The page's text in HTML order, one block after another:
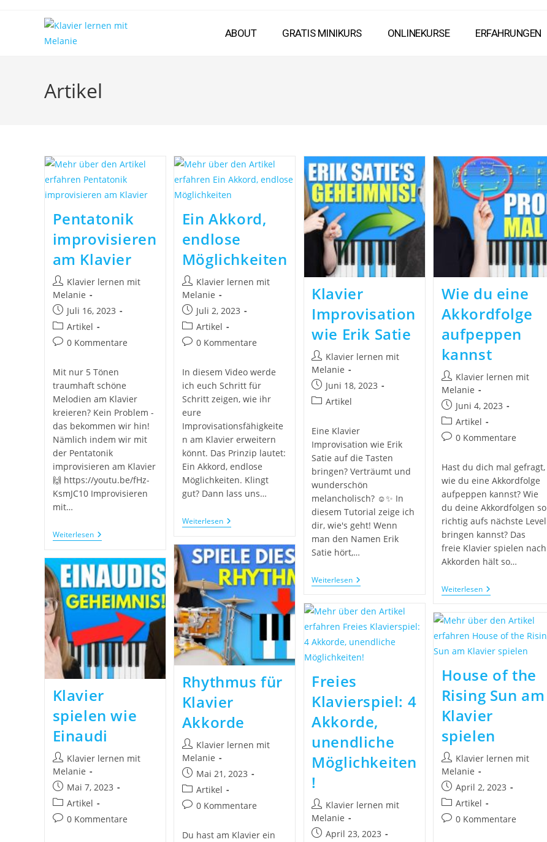
ABOUT GRATIS MINIKURS ONLINEKURSE ERFAHRUNGEN
Artikel
Pentatonik
improvisieren
am Klavier
Klavier lernen mit
Melanie
Juli 16, 2023
Artikel
0 Kommentare
Mit nur 5 Tönen
traumhaft schöne
Melodien am Klavier
kreieren? Kein Problem -
das bekommen wir hin!
Nämlich indem wir mit
der Pentatonik
improvisieren am Klavier
🙌 https://youtu.be/fHz-
KsmJC10 Improvisieren
mit…
Weiterlesen
Ein Akkord,
endlose
Möglichkeiten
Klavier lernen mit
Melanie
Juli 2, 2023
Artikel
0 Kommentare
In diesem Video werde
ich euch Schritt für
Schritt zeigen, wie ihr
eure
Improvisationsfähigkeite
n am Klavier erweitern
könnt. Das Prinzip lautet:
Ein Akkord, endlose
Möglichkeiten. Klingt
gut? Dann lass uns…
Weiterlesen
Klavier
Improvisation
wie Erik Satie
Klavier lernen mit
Melanie
Juni 18, 2023
Artikel
Eine Klavier
Improvisation wie Erik
Satie auf die Tasten
bringen? Verträumt und
wunderschön
melancholisch? ☺️✨ In
diesem Tutorial zeige ich
dir, wie's geht! Wenn
man den Namen Erik
Satie hört,…
Weiterlesen
Wie du eine
Akkordfolge
aufpeppen
kannst
Klavier lernen mit
Melanie
Juni 4, 2023
Artikel
0 Kommentare
Hast du dich mal gefragt,
wie du eine Akkordfolge
aufpeppen kannst? Wie
du deine Akkordfolgen so
richtig aufs nächste Level
bringen kannst? Das
freie Klavier spielen nach
Akkorden hält so…
Weiterlesen
Rhythmus für
Klavier
Akkorde
Klavier lernen mit
Melanie
Mai 21, 2023
Artikel
0 Kommentare
Du hast am Klavier ein
Klavier
spielen wie
Einaudi
Klavier lernen mit
Melanie
Mai 7, 2023
Artikel
0 Kommentare
Freies
Klavierspiel: 4
Akkorde,
unendliche
Möglichkeiten
!
Klavier lernen mit
Melanie
April 23, 2023
House of the
Rising Sun am
Klavier
spielen
Klavier lernen mit
Melanie
April 2, 2023
Artikel
0 Kommentare